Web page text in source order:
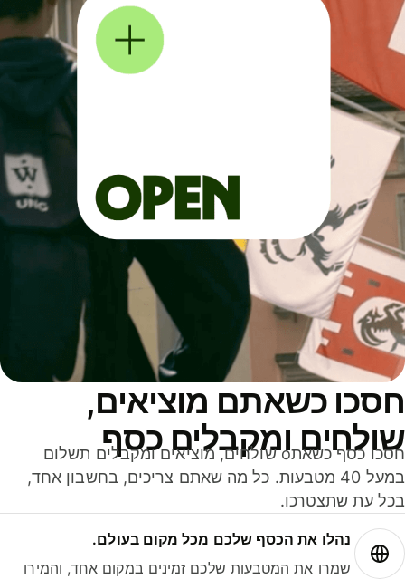
כשאתם מוציאים,
ומקבלים כסף
חסכו כסף כשאתo שולחים, מוציאים ומקבלים תשלום
במעל 40 מטבעות. כל מה שאתם צריכים, בחשבון אחד,
עת שתצטרכו.
נהלו את הכסף שלכם מכל מקום בעולם.
שמרו את המטבעות שלכם זמינים במקום אחד, והמירו